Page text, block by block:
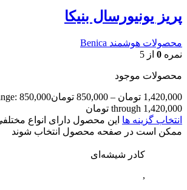
پریز یونیورسال بنیکا
محصولات هوشمند Benica
نمره 0 از 5
محصولات موجود
1,420,000 تومان –
850,000 تومان
through 1,420,000 تومان
انتخاب گزینه ها این محصول دارای انواع
ممکن است در صفحه محصول انتخاب شوند
کادر شیشه‌ای
,